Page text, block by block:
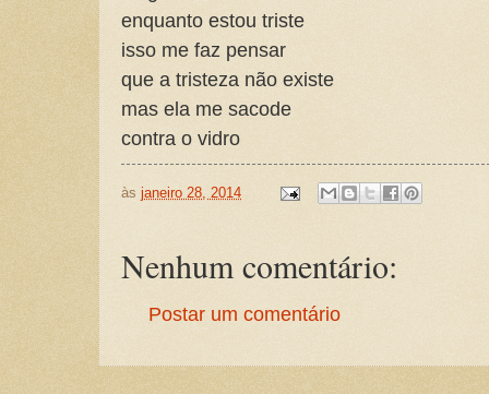
enquanto estou triste
isso me faz pensar
que a tristeza não existe
mas ela me sacode
contra o vidro
às janeiro 28, 2014
Nenhum comentário:
Postar um comentário